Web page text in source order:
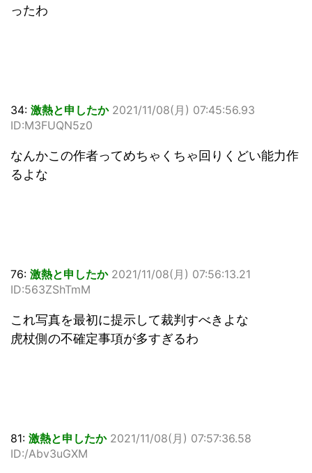
ったわ
34: 激熱と申したか 2021/11/08(月) 07:45:56.93
ID:M3FUQN5z0
なんかこの作者ってめちゃくちゃ回りくどい能力作
るよな
76: 激熱と申したか 2021/11/08(月) 07:56:13.21
ID:563ZShTmM
これ写真を最初に提示して裁判すべきよな
虎杖側の不確定事項が多すぎるわ
81: 激熱と申したか 2021/11/08(月) 07:57:36.58
ID:/Abv3uGXM